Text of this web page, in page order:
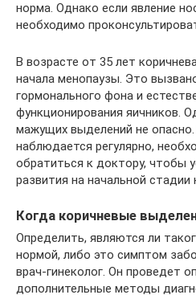
норма. Однако если явление
необходимо
В возрасте от 35 лет
начала менопаузы. Это
гормонального фона и
функционирования яичников.
мажущих выделений не
наблюдается регулярно,
обратиться к доктору, чтобы
развития на начальной стадии
Когда коричневые
Определить, являются ли
нормой, либо это симптом
врач-гинеколог. Он проведет
дополнительные методы